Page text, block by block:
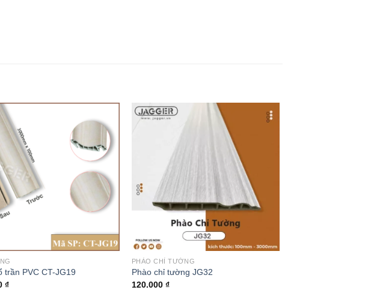
trần PVC CT-JG19
₫
PHÀO CHỈ TƯỜNG
Phào chỉ tường JG32
120.000 ₫